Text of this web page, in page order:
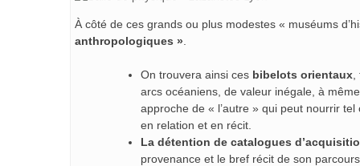
À côté de ces grands ou plus modestes « muséums
anthropologiques ».
On trouvera ainsi ces bibelots orientaux,
arcs océaniens, de valeur inégale, à
approche de « l’autre » qui peut nourrir
en relation et en récit.
La détention de catalogues
provenance et le bref récit de son